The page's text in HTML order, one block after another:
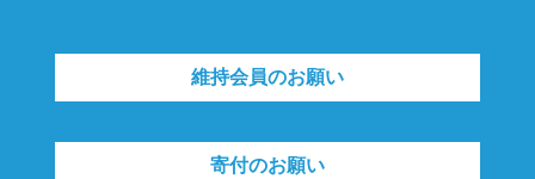
維持会員のお願い
寄付のお願い